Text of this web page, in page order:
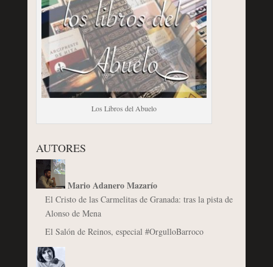
Los Libros del Abuelo
AUTORES
Mario Adanero Mazarío
El Cristo de las Carmelitas de Granada: tras la pista de
Alonso de Mena
El Salón de Reinos, especial #OrgulloBarroco